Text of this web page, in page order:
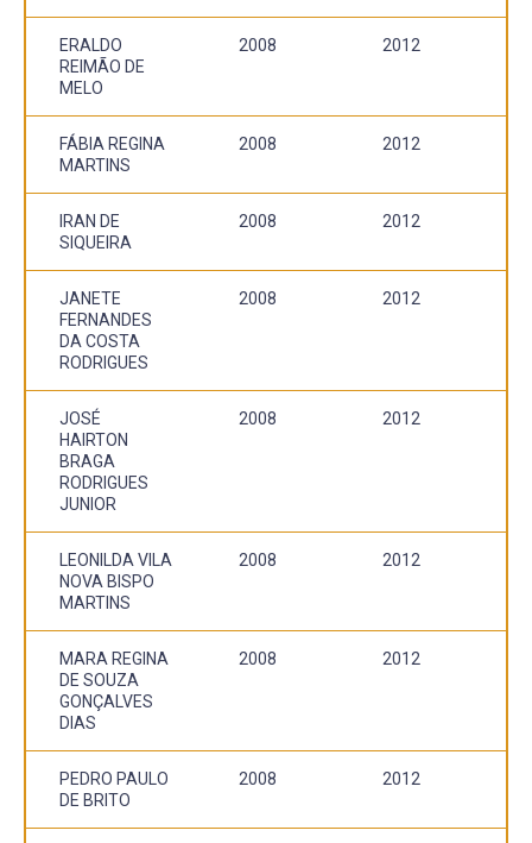
ERALDO
REIMÃO DE
MELO
2008 2012
FÁBIA REGINA
MARTINS
2008 2012
IRAN DE
SIQUEIRA
2008 2012
JANETE
FERNANDES
DA COSTA
RODRIGUES
2008 2012
JOSÉ
HAIRTON
BRAGA
RODRIGUES
JUNIOR
2008 2012
LEONILDA VILA
NOVA BISPO
MARTINS
2008 2012
MARA REGINA
DE SOUZA
GONÇALVES
DIAS
2008 2012
PEDRO PAULO
DE BRITO
2008 2012